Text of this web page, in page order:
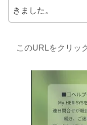
きました。
このURLをクリッ